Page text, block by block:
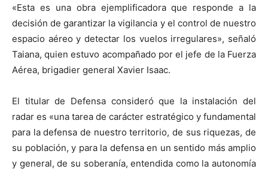
«Esta es una obra ejemplificadora que responde a la
decisión de garantizar la vigilancia y el control de nuestro
espacio aéreo y detectar los vuelos irregulares», señaló
Taiana, quien estuvo acompañado por el jefe de la Fuerza
Aérea, brigadier general Xavier Isaac.
El titular de Defensa consideró que la instalación del
radar es «una tarea de carácter estratégico y fundamental
para la defensa de nuestro territorio, de sus riquezas, de
su población, y para la defensa en un sentido más amplio
y general, de su soberanía, entendida como la autonomía